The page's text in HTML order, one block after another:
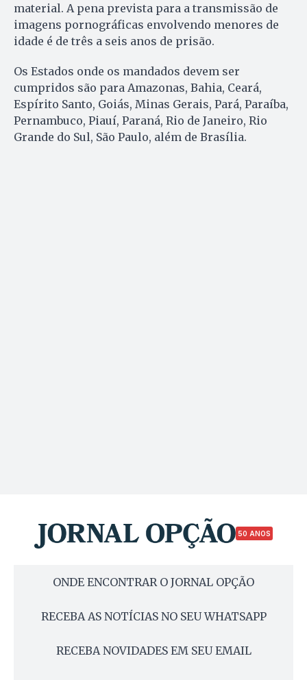
material. A pena prevista para a transmissão de
imagens pornográficas envolvendo menores de
idade é de três a seis anos de prisão.
Os Estados onde os mandados devem ser
cumpridos são para Amazonas, Bahia, Ceará,
Espírito Santo, Goiás, Minas Gerais, Pará, Paraíba,
Pernambuco, Piauí, Paraná, Rio de Janeiro, Rio
Grande do Sul, São Paulo, além de Brasília.
50 ANOS
ONDE ENCONTRAR O JORNAL OPÇÃO
RECEBA AS NOTÍCIAS NO SEU WHATSAPP
RECEBA NOVIDADES EM SEU EMAIL